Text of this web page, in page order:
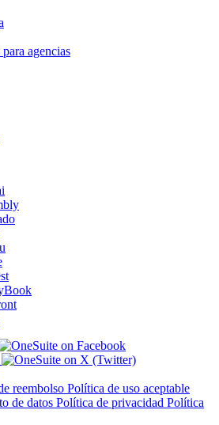
agencias
reembolso Política de uso aceptable
de datos Política de privacidad Política